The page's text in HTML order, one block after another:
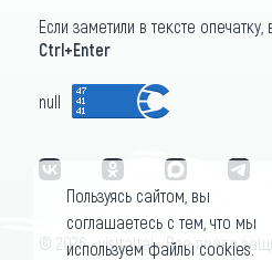
Если заметили в тексте
Ctrl+Enter
null
© 2026 «visitaltai» Все права
Пользуясь сайтом, вы
соглашаетесь с тем, что мы
используем файлы cookies.